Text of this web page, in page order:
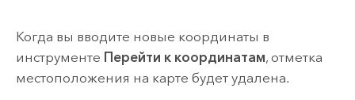
Когда вы вводите новые координаты в
инструменте Перейти к координатам, отметка
местоположения на карте будет удалена.